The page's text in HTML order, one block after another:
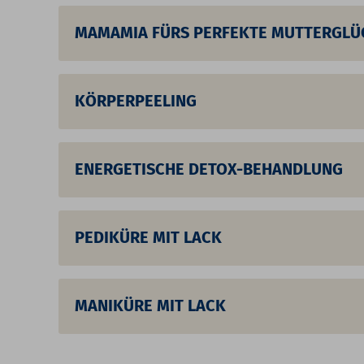
MAMAMIA FÜRS PERFEKTE
KÖRPERPEELING
ENERGETISCHE DETOX-BEHANDLUNG
PEDIKÜRE MIT LACK
MANIKÜRE MIT LACK